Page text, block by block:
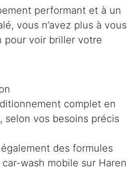
performant et à un
vous n’avez plus à vous
pour voir briller votre
complet en
selon vos besoins précis
des formules
wash mobile sur Haren